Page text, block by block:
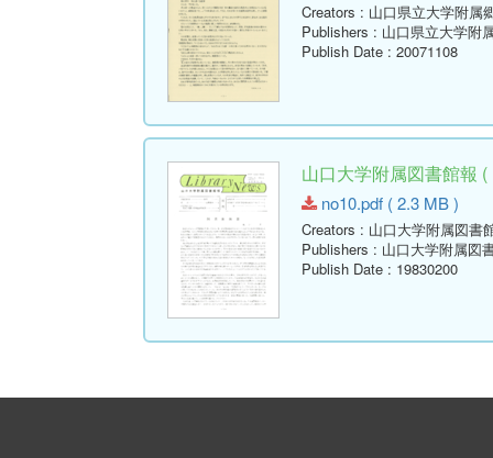
Creators : 山口県立大学附属
Publishers : 山口県立大学附
Publish Date : 20071108
山口大学附属図書館報
no10.pdf ( 2.3 MB )
Creators : 山口大学附属図書
Publishers : 山口大学附属図
Publish Date : 19830200